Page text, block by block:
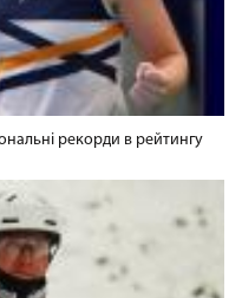
рекорди в рейтингу